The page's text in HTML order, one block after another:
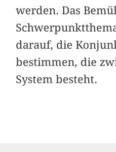
werden. Das
darauf, die
bestimmen, die
System besteht.